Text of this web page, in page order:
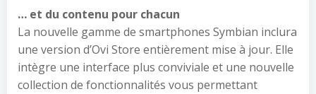
… et du contenu pour chacun
La nouvelle gamme de smartphones Symbian inclura
une version d’Ovi Store entièrement mise à jour. Elle
intègre une interface plus conviviale et une nouvelle
collection de fonctionnalités vous permettant